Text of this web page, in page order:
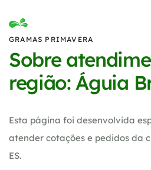
GRAMAS PRIMAVERA
Sobre
região: Águia
Esta página foi desenvolvida
atender cotações e pedidos da
ES.